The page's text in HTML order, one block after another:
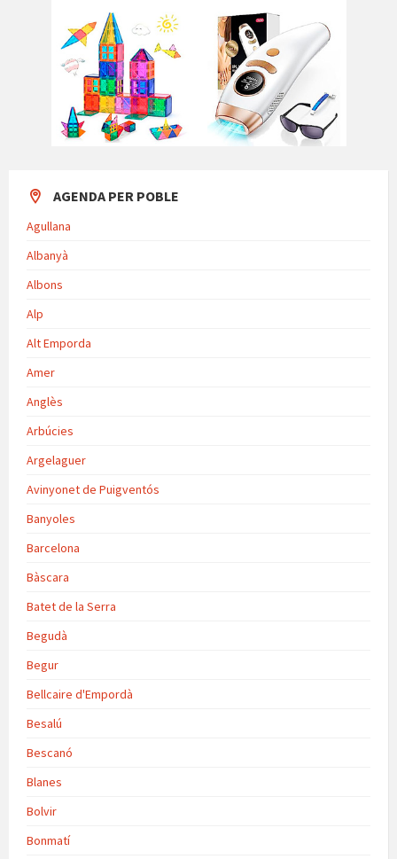
AGENDA PER POBLE
Agullana
Albanyà
Albons
Alp
Alt Emporda
Amer
Anglès
Arbúcies
Argelaguer
Avinyonet de Puigventós
Banyoles
Barcelona
Bàscara
Batet de la Serra
Begudà
Begur
Bellcaire d'Empordà
Besalú
Bescanó
Blanes
Bolvir
Bonmatí